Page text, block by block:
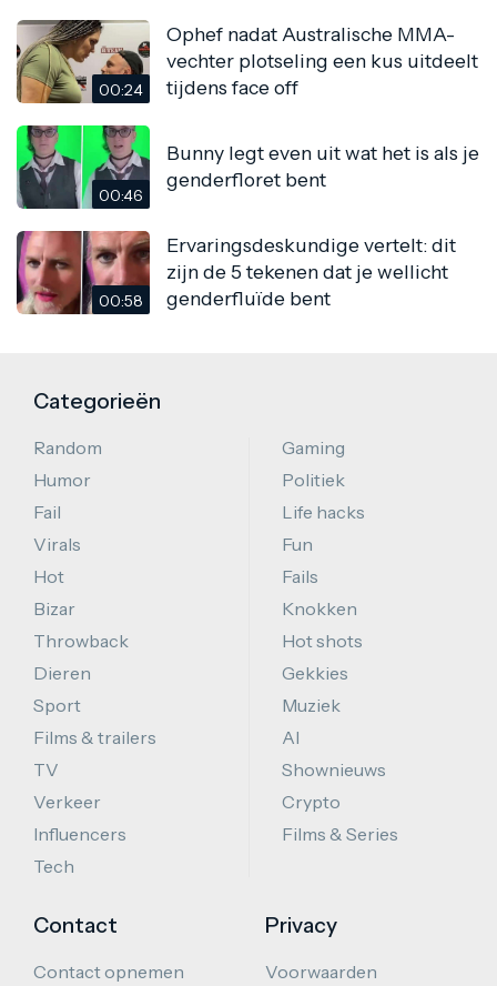
00:24
Ophef nadat Australische MMA-
vechter plotseling een kus uitdeelt
tijdens face off
00:46
Bunny legt even uit wat het is als je
genderfloret bent
00:58
Ervaringsdeskundige vertelt: dit
zijn de 5 tekenen dat je wellicht
genderfluïde bent
Categorieën
Random
Humor
Fail
Virals
Hot
Bizar
Throwback
Dieren
Sport
Films & trailers
TV
Verkeer
Influencers
Tech
Gaming
Politiek
Life hacks
Fun
Fails
Knokken
Hot shots
Gekkies
Muziek
AI
Shownieuws
Crypto
Films & Series
Contact
Contact opnemen
Privacy
Voorwaarden